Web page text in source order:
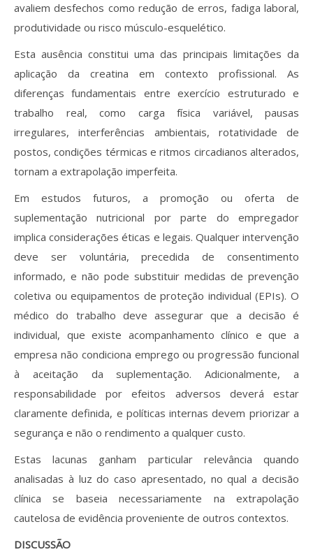
avaliem desfechos como redução de erros, fadiga laboral,
produtividade ou risco músculo-esquelético.
Esta ausência constitui uma das principais limitações da
aplicação da creatina em contexto profissional. As
diferenças fundamentais entre exercício estruturado e
trabalho real, como carga física variável, pausas
irregulares, interferências ambientais, rotatividade de
postos, condições térmicas e ritmos circadianos alterados,
tornam a extrapolação imperfeita.
Em estudos futuros, a promoção ou oferta de
suplementação nutricional por parte do empregador
implica considerações éticas e legais. Qualquer intervenção
deve ser voluntária, precedida de consentimento
informado, e não pode substituir medidas de prevenção
coletiva ou equipamentos de proteção individual (EPIs). O
médico do trabalho deve assegurar que a decisão é
individual, que existe acompanhamento clínico e que a
empresa não condiciona emprego ou progressão funcional
à aceitação da suplementação. Adicionalmente, a
responsabilidade por efeitos adversos deverá estar
claramente definida, e políticas internas devem priorizar a
segurança e não o rendimento a qualquer custo.
Estas lacunas ganham particular relevância quando
analisadas à luz do caso apresentado, no qual a decisão
clínica se baseia necessariamente na extrapolação
cautelosa de evidência proveniente de outros contextos.
DISCUSSÃO